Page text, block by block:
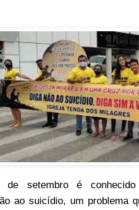
setembro é conhecido
ao suicídio, um problema